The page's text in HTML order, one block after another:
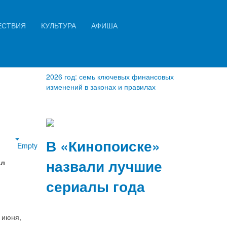
КУЛЬТУРА АФИША
Empty
июня,
2026 год: семь ключевых финансовых
изменений в законах и правилах
В «Кинопоиске»
назвали лучшие
сериалы года